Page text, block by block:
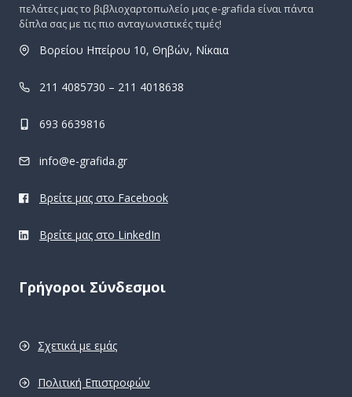
πελάτες μας το βιβλιοχαρτοπωλείο μας e-grafida είναι πάντα
δίπλα σας με τις πιο ανταγωνιστικές τιμές!
Βορείου Ηπείρου 10, Θηβών, Νίκαια
211 4085730 – 211 4018638
693 6639816
info@e-grafida.gr
Βρείτε μας στο Facebook
Βρείτε μας στο LinkedIn
Γρήγοροι Σύνδεσμοι
Σχετικά με εμάς
Πολιτική Επιστροφών